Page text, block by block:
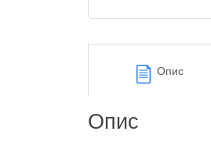
Опис
Опис